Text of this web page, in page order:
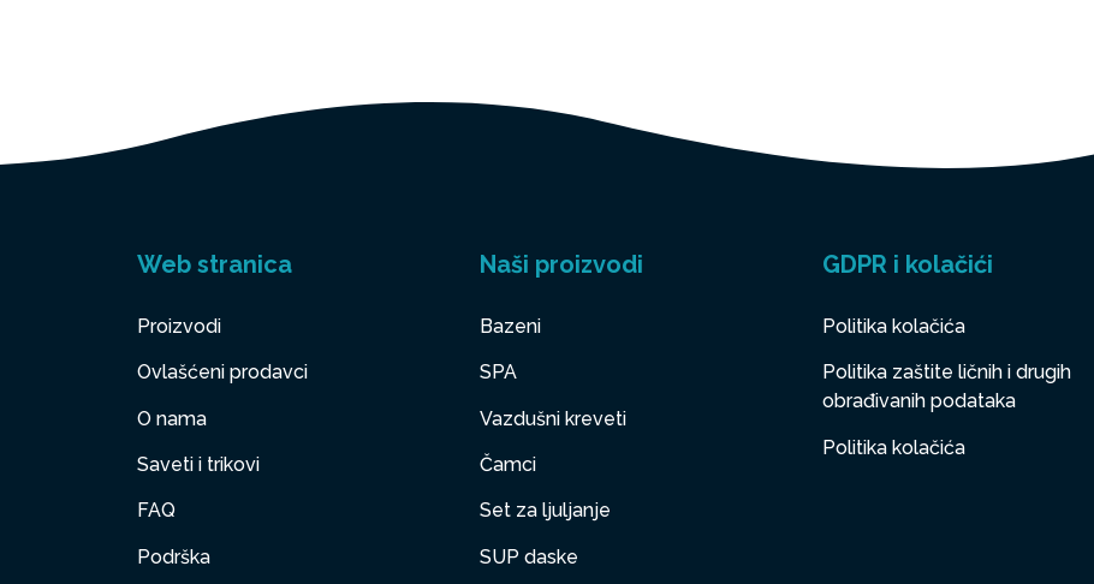
Web stranica
Proizvodi
Ovlašćeni prodavci
O nama
Saveti i trikovi
FAQ
Podrška
Naši proizvodi
Bazeni
SPA
Vazdušni kreveti
Čamci
Set za ljuljanje
SUP daske
GDPR i kolačići
Politika kolačića
Politika zaštite ličnih i drugih
obrađivanih podataka
Politika kolačića